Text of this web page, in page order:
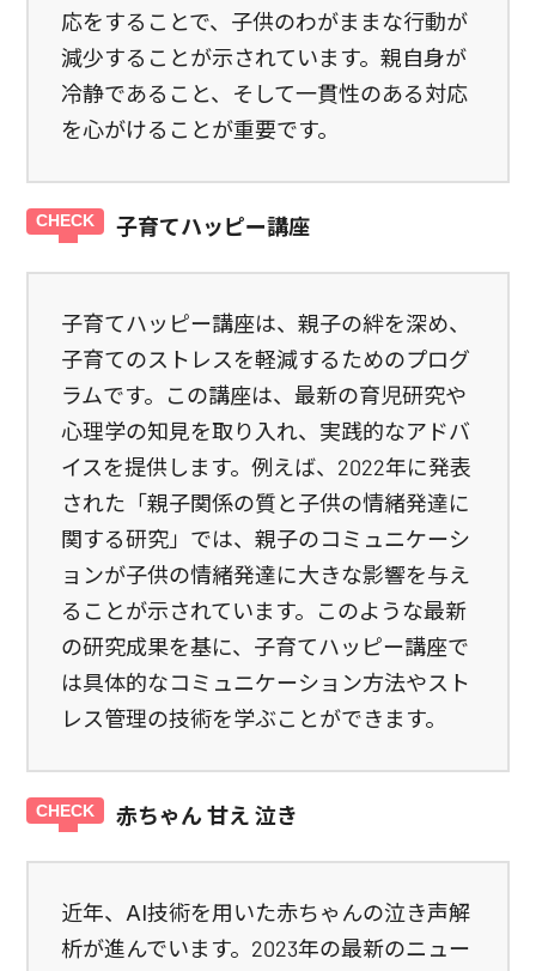
応をすることで、子供のわがままな行動が
減少することが示されています。親自身が
冷静であること、そして一貫性のある対応
を心がけることが重要です。
子育てハッピー講座
子育てハッピー講座は、親子の絆を深め、
子育てのストレスを軽減するためのプログ
ラムです。この講座は、最新の育児研究や
心理学の知見を取り入れ、実践的なアドバ
イスを提供します。例えば、2022年に発表
された「親子関係の質と子供の情緒発達に
関する研究」では、親子のコミュニケーシ
ョンが子供の情緒発達に大きな影響を与え
ることが示されています。このような最新
の研究成果を基に、子育てハッピー講座で
は具体的なコミュニケーション方法やスト
レス管理の技術を学ぶことができます。
赤ちゃん 甘え 泣き
近年、AI技術を用いた赤ちゃんの泣き声解
析が進んでいます。2023年の最新のニュー